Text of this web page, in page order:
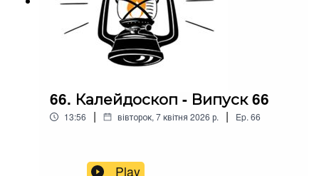
66. Калейдоскоп - Випуск 66
13:56 | вівторок, 7 квітня 2026 р. | Ep. 66
Play